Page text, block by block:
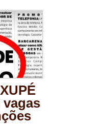
vagas